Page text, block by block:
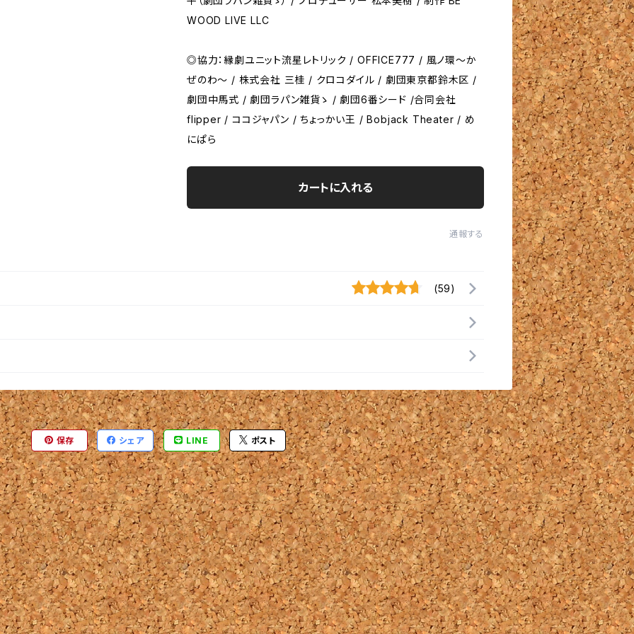
WOOD LIVE LLC
◎協力：縁劇ユニット流星レトリック / OFFICE777 / 風ノ環〜か
ぜのわ〜 / 株式会社 三桂 / クロコダイル / 劇団東京都鈴木区 /
劇団中馬式 / 劇団ラパン雑貨ゝ / 劇団6番シード /合同会社
flipper / ココジャパン / ちょっかい王 / Bobjack Theater / め
にぱら
カートに入れる
通報する
(59)
保存 シェア LINE ポスト